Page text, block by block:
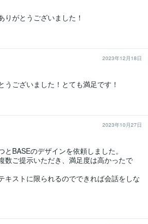
りがとうございました！
2023年12月18日
うございました！とても満足です！
2023年10月27日
BASEのデザインを依頼しました。
数ご提示いただき、満足度は高かったで
キストに限られるのでできれば会話をしな